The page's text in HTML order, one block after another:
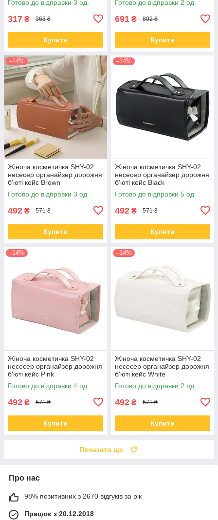
Готово до відправки 3 од.
317 ₴ 368 ₴
Купити
Готово до відправки 2 од.
691 ₴ 802 ₴
Купити
–14%
Жіноча косметичка SHY-02
несесер органайзер дорожня
б'юті кейс Brown
Готово до відправки 3 од.
492 ₴ 571 ₴
Купити
–14%
Жіноча косметичка SHY-02
несесер органайзер дорожня
б'юті кейс Black
Готово до відправки 5 од.
492 ₴ 571 ₴
Купити
–14%
Жіноча косметичка SHY-02
несесер органайзер дорожня
б'юті кейс Pink
Готово до відправки 4 од.
492 ₴ 571 ₴
Купити
–14%
Жіноча косметичка SHY-02
несесер органайзер дорожня
б'юті кейс White
Готово до відправки 2 од.
492 ₴ 571 ₴
Купити
Показати ще
Про нас
98% позитивних з 2670 відгуків за рік
Працює з 20.12.2018